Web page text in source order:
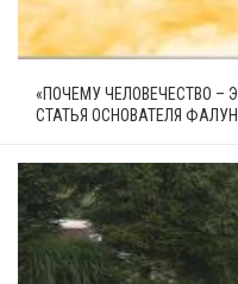
«ПОЧЕМУ ЧЕЛОВЕЧЕСТВО –
СТАТЬЯ ОСНОВАТЕЛЯ